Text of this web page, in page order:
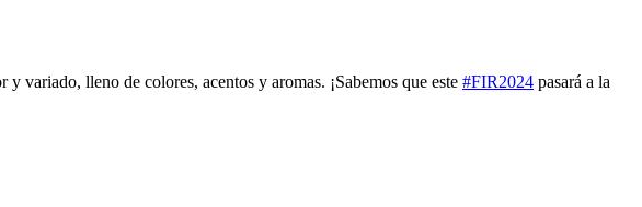
variado, lleno de colores, acentos y aromas. ¡Sabemos que este #FIR2024 pasará a la